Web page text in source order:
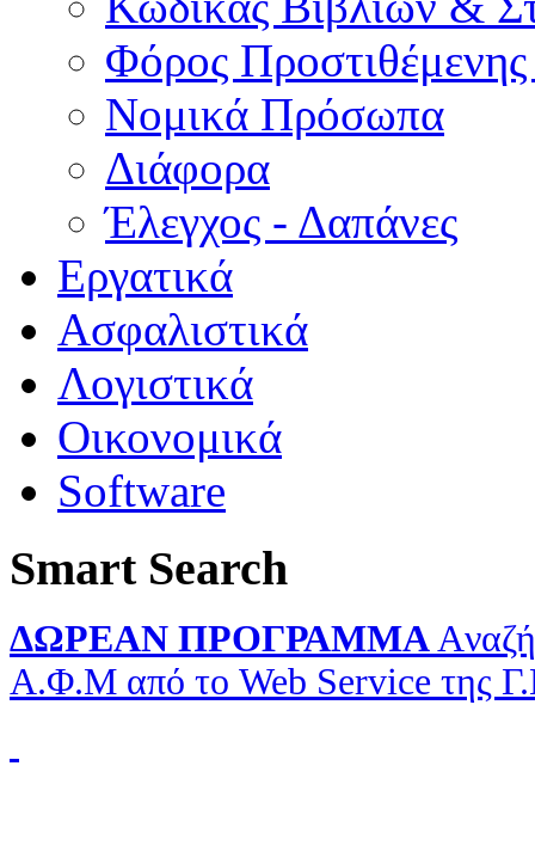
Φόρος Προστιθέμενης
Νομικά Πρόσωπα
Διάφορα
Έλεγχος - Δαπάνες
Εργατικά
Ασφαλιστικά
Λογιστικά
Οικονομικά
Software
Smart Search
ΔΩΡΕΑΝ ΠΡΟΓΡΑΜΜΑ
Α.Φ.Μ από το Web Service της